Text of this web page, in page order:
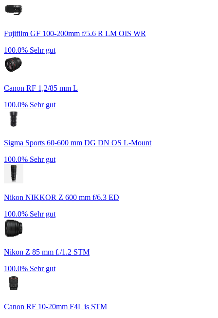
Fujifilm GF 100-200mm f/5.6 R LM OIS WR
100.0% Sehr gut
Canon RF 1,2/85 mm L
100.0% Sehr gut
Sigma Sports 60-600 mm DG DN OS L-Mount
100.0% Sehr gut
Nikon NIKKOR Z 600 mm f/6.3 ED
100.0% Sehr gut
Nikon Z 85 mm f./1.2 STM
100.0% Sehr gut
Canon RF 10-20mm F4L is STM